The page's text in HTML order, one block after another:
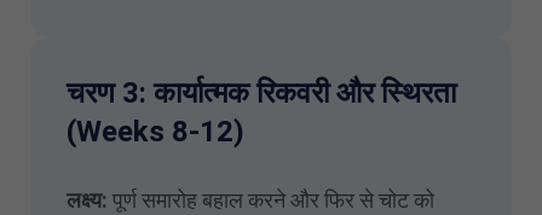
चरण 3: कार्यात्मक रिकवरी और स्थिरता
(Weeks 8-12)
लक्ष्य: पूर्ण समारोह बहाल करने और फिर से चोट को